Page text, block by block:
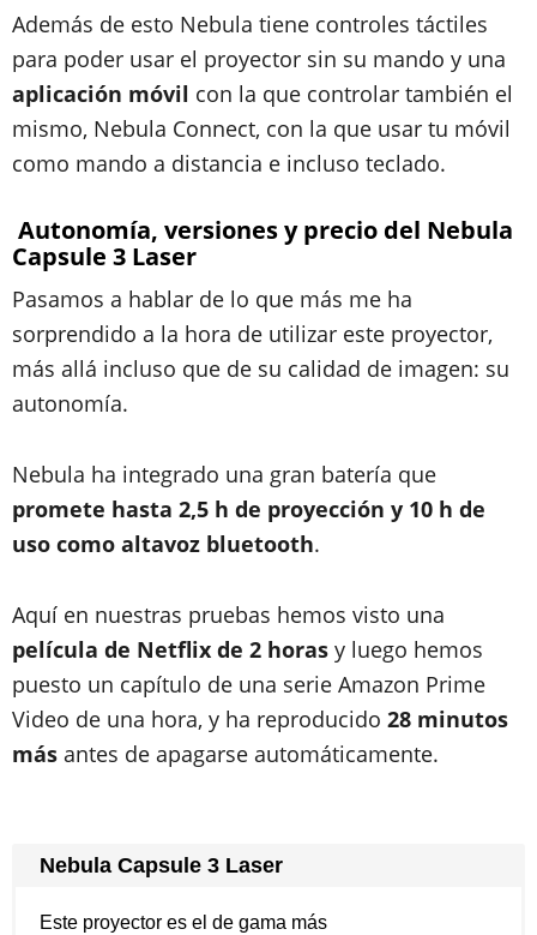
Además de esto Nebula tiene controles táctiles
para poder usar el proyector sin su mando y una
aplicación móvil con la que controlar también el
mismo, Nebula Connect, con la que usar tu móvil
como mando a distancia e incluso teclado.
Autonomía, versiones y precio del Nebula
Capsule 3 Laser
Pasamos a hablar de lo que más me ha
sorprendido a la hora de utilizar este proyector,
más allá incluso que de su calidad de imagen: su
autonomía.
Nebula ha integrado una gran batería que
promete hasta 2,5 h de proyección y 10 h de
uso como altavoz bluetooth.
Aquí en nuestras pruebas hemos visto una
película de Netflix de 2 horas y luego hemos
puesto un capítulo de una serie Amazon Prime
Video de una hora, y ha reproducido 28 minutos
más antes de apagarse automáticamente.
Nebula Capsule 3 Laser
Este proyector es el de gama más